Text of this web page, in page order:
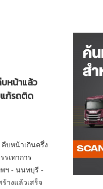
หน้าแล้ว
แก้รถติด
บหน้าเกินครึ่ง
รเทาการ
พฯ - นนทบุรี -
างแล้วเสร็จ